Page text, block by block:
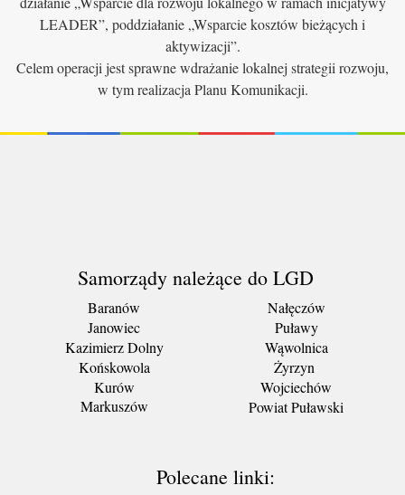
LEADER”, poddziałanie „Wsparcie kosztów bieżących i
aktywizacji”.
Celem operacji jest sprawne wdrażanie lokalnej strategii rozwoju,
w tym realizacja Planu Komunikacji.
Samorządy należące do LGD
Baranów
Janowiec
Kazimierz Dolny
Końskowola
Kurów
Markuszów
Nałęczów
Puławy
Wąwolnica
Żyrzyn
Wojciechów
Powiat Puławski
Polecane linki: